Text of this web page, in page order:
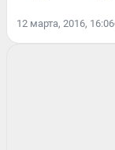
12 марта, 2016, 16:06